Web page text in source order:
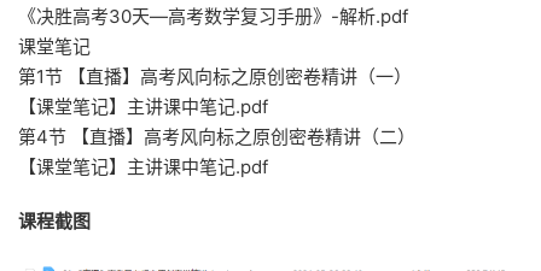
《决胜高考30天—高考数学复习手册》-解析.pdf
课堂笔记
第1节 【直播】高考风向标之原创密卷精讲（一）
【课堂笔记】主讲课中笔记.pdf
第4节 【直播】高考风向标之原创密卷精讲（二）
【课堂笔记】主讲课中笔记.pdf
课程截图